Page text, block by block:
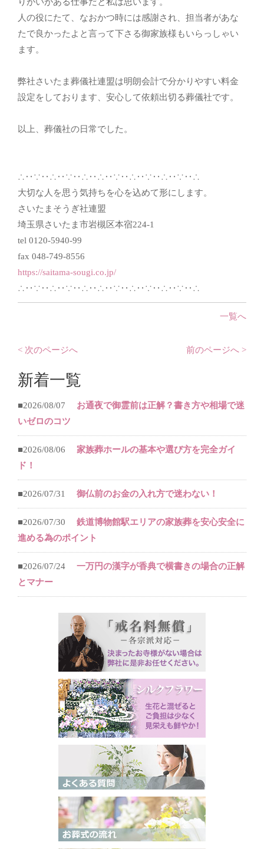
人の役にたて、なおかつ時には感謝され、担当者があな
たで良かったよと言って下さる御家族様もいらっしゃい
ます。
弊社さいたま葬儀社連盟は明朗会計で分かりやすい料金
設定をしております、安心して依頼出切る葬儀社です。
以上、葬儀社の日常でした。
∴‥∵‥∴‥∵‥∴‥∴‥∵‥∴‥∵‥∴‥∵‥∴
大切な人を思う気持ちを心を込めて形にします。
さいたまそうぎ社連盟
埼玉県さいたま市岩槻区本宿224-1
tel 0120-5940-99
fax 048-749-8556
https://saitama-sougi.co.jp/
∴‥∵‥∴‥∵‥∴‥∴‥∵‥∴‥∵‥∴‥∵‥∴
一覧へ
< 次のページへ 前のページへ >
新着一覧
■2026/08/07
お通夜で御霊前は正解？書き方や相場で迷
いゼロのコツ
■2026/08/06
家族葬ホールの基本や選び方を完全ガイ
ド！
■2026/07/31 御仏前のお金の入れ方で迷わない！
■2026/07/30
鉄道博物館駅エリアの家族葬を安心安全に
進める為のポイント
■2026/07/24
一万円の漢字が香典で横書きの場合の正解
とマナー